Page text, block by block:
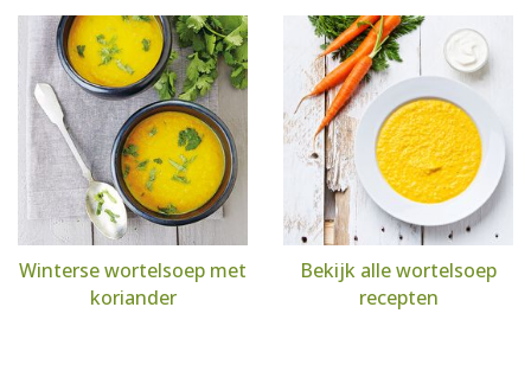
Winterse wortelsoep met
koriander
Bekijk alle wortelsoep
recepten